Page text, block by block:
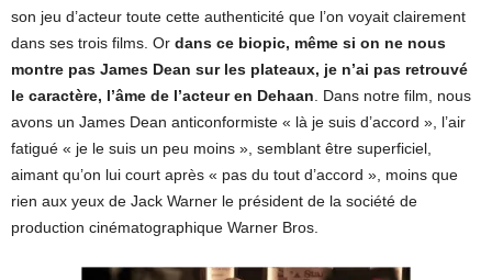
son jeu d’acteur toute cette authenticité que l’on voyait clairement
dans ses trois films. Or dans ce biopic, même si on ne nous
montre pas James Dean sur les plateaux, je n’ai pas retrouvé
le caractère, l’âme de l’acteur en Dehaan . Dans notre film, nous
avons un James Dean anticonformiste « là je suis d’accord », l’air
fatigué « je le suis un peu moins », semblant être superficiel,
aimant qu’on lui court après « pas du tout d’accord », moins que
rien aux yeux de Jack Warner le président de la société de
production cinématographique Warner Bros.